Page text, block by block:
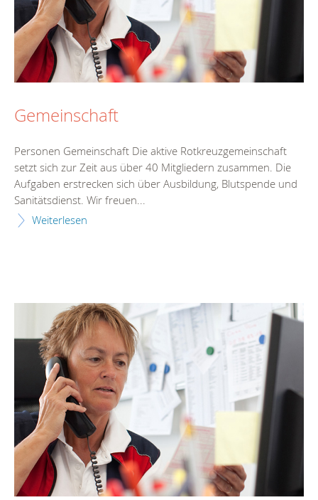
Gemeinschaft
Personen Gemeinschaft Die aktive Rotkreuzgemeinschaft
setzt sich zur Zeit aus über 40 Mitgliedern zusammen. Die
Aufgaben erstrecken sich über Ausbildung, Blutspende und
Sanitätsdienst. Wir freuen...
Weiterlesen